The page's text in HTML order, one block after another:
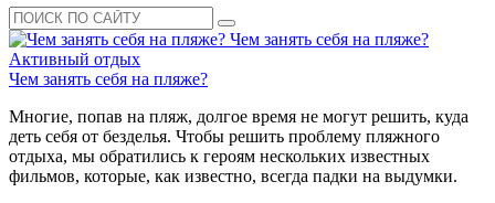
Чем занять себя на пляже?
Активный отдых
Чем занять себя на пляже?
Многие, попав на пляж, долгое время не могут решить, куда
деть себя от безделья. Чтобы решить проблему пляжного
отдыха, мы обратились к героям нескольких известных
фильмов, которые, как известно, всегда падки на выдумки.